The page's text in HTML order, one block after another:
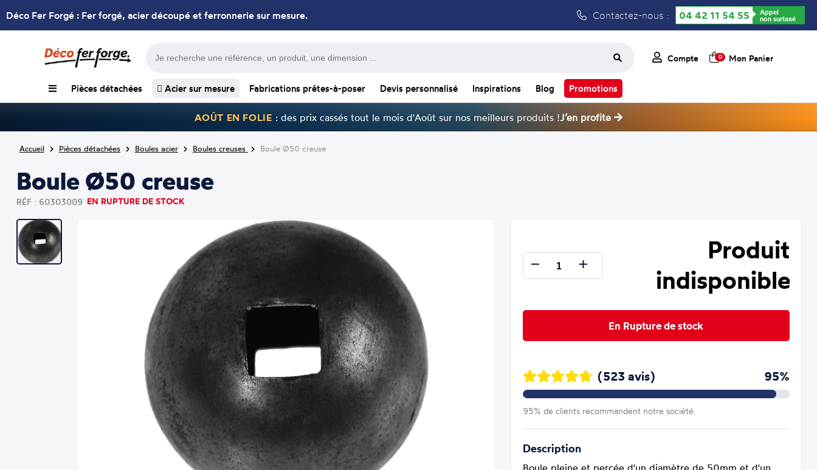
Déco Fer Forgé : Fer forgé, acier découpé et ferronnerie sur mesure. Contactez-nous : 04 42 11 54 55 Appel
non surtaxé
Compte 0 Mon Panier
Pièces détachées Acier sur mesure Fabrications prêtes-à-poser Devis personnalisé Inspirations Blog Promotions
AOÛT EN FOLIE : des prix cassés tout le mois d'Août sur nos meilleurs produits !J’en profite
Accueil Pièces détachées Boules acier Boules creuses Boule Ø50 creuse
Boule Ø50 creuse
RÉF : 60303009 EN RUPTURE DE STOCK
Produit
indisponible
En Rupture de stock
(523 avis) 95%
95% de clients recommandent notre société.
Description
Boule pleine et percée d'un diamètre de 50mm et d'un